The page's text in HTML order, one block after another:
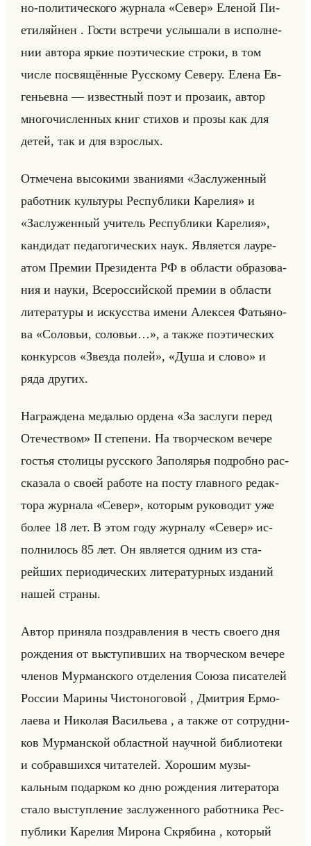
но-по­ли­ти­че­ско­го жур­на­ла «Север» Еле­ной Пи­
ети­ляйнен . Гости встре­чи услы­ша­ли в ис­пол­не­
нии ав­то­ра яркие по­эти­че­ские стро­ки, в том
числе по­свя­щён­ные Рус­ско­му Се­ве­ру. Елена Ев­
ге­ньев­на — из­вест­ный поэт и про­за­ик, автор
мно­го­чис­лен­ных книг сти­хов и прозы как для
детей, так и для взрос­лых.
От­ме­че­на вы­со­ки­ми зва­ни­ями «Заслуженный
работник культуры Республики Карелия» и
«Заслуженный учитель Республики Карелия»,
кан­ди­дат пе­да­го­ги­че­ских наук. Яв­ля­ет­ся ла­уре­
атом Пре­мии Пре­зи­ден­та РФ в об­ла­сти об­ра­зо­ва­
ния и науки, Все­рос­сийской пре­мии в об­ла­сти
ли­те­ра­ту­ры и ис­кус­ства имени Алек­сея Фа­тья­но­
ва «Соловьи, соловьи…», а также по­эти­че­ских
кон­кур­сов «Звезда полей», «Душа и слово» и
ряда дру­гих.
На­граж­де­на ме­да­лью ор­де­на «За заслуги перед
Отечеством» II сте­пе­ни. На твор­че­ском ве­че­ре
го­стья сто­ли­цы рус­ско­го За­по­ля­рья по­дроб­но рас­
ска­за­ла о своей ра­бо­те на посту глав­но­го ре­дак­
то­ра жур­на­ла «Север», ко­то­рым ру­ко­во­дит уже
более 18 лет. В этом году жур­на­лу «Север» ис­
пол­ни­лось 85 лет. Он яв­ля­ет­ся одним из ста­
рейших пе­ри­оди­че­ских ли­те­ра­тур­ных из­да­ний
нашей стра­ны.
Автор при­ня­ла по­здрав­ле­ния в честь сво­его дня
рож­де­ния от вы­сту­пив­ших на твор­че­ском ве­че­ре
чле­нов Мур­ман­ско­го от­де­ле­ния Союза пи­са­те­лей
Рос­сии Ма­ри­ны Чи­сто­но­го­вой , Дмит­рия Ер­мо­
ла­ева и Ни­ко­лая Ва­си­лье­ва , а также от со­труд­ни­
ков Мур­ман­ской об­ласт­ной на­уч­ной биб­лио­те­ки
и со­брав­ших­ся чи­та­те­лей. Хо­ро­шим му­зы­
кальным по­дар­ком ко дню рож­де­ния ли­те­ра­то­ра
стало вы­ступ­ле­ние за­слу­жен­но­го ра­бот­ни­ка Рес­
пуб­ли­ки Ка­ре­лия Ми­ро­на Скря­би­на , ко­то­рый